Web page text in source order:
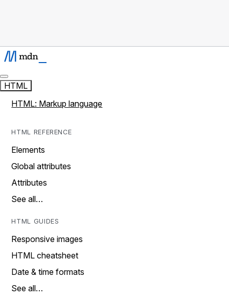
HTML
HTML: Markup language
HTML REFERENCE
Elements
Global attributes
Attributes
See all…
HTML GUIDES
Responsive images
HTML cheatsheet
Date & time formats
See all…